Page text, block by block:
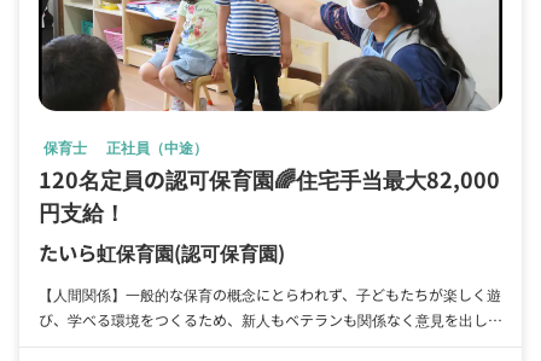
保育士 正社員（中途）
120名定員の認可保育園🌈住宅手当最大82,000
円支給！
たいら虹保育園(認可保育園)
【人間関係】一般的な保育の概念にとらわれず、子どもたちが楽しく遊
び、学べる環境をつくるため、新人もベテランも関係なく意見を出し合
いながら働ける職場です。